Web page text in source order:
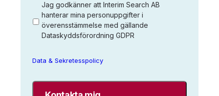
befattning *
Jag
godkänner
att
Interim
AB
mina
uppgifter
Jag godkänner att Interim Search AB
hanterar mina personuppgifter i
överensstämmelse med gällande
Dataskyddsförordning GDPR
Data & Sekretesspolicy